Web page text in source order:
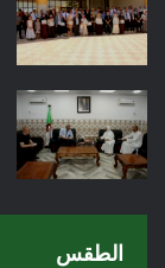
الطقس